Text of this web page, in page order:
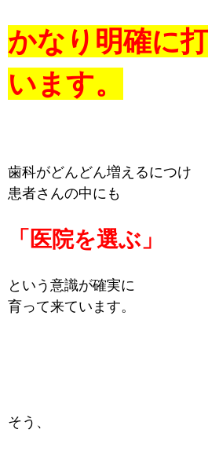
かなり明確に
います。
歯科がどんどん増えるにつけ
患者さんの中にも
「医院を選ぶ」
という意識が確実に
育って来ています。
そう、